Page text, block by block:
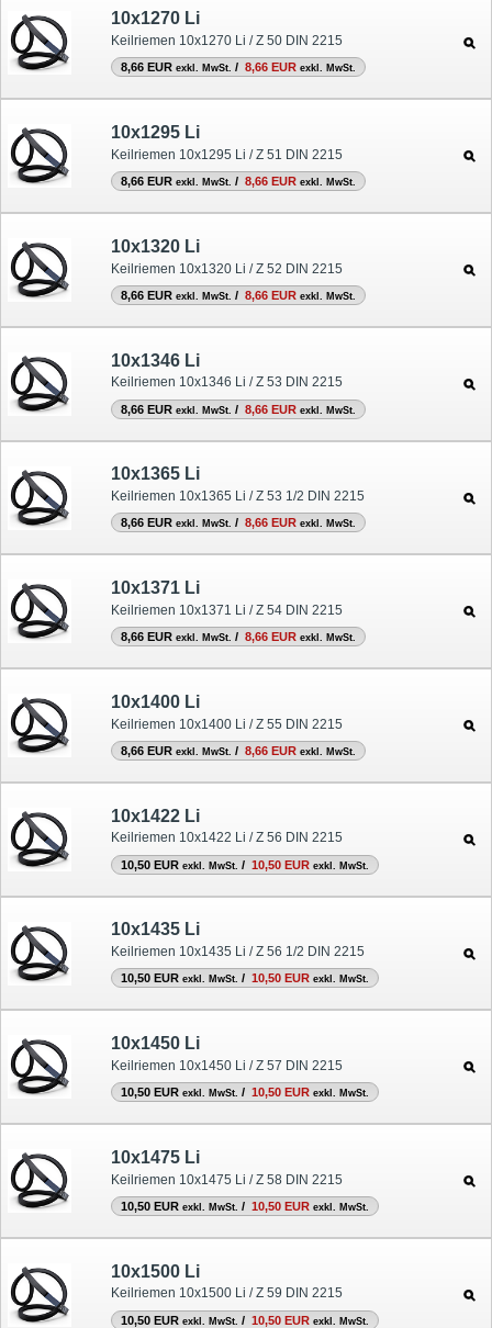
10x1270 Li
Keilriemen 10x1270 Li / Z 50 DIN 2215
8,66 EUR exkl. MwSt. / 8,66 EUR exkl. MwSt.
10x1295 Li
Keilriemen 10x1295 Li / Z 51 DIN 2215
8,66 EUR exkl. MwSt. / 8,66 EUR exkl. MwSt.
10x1320 Li
Keilriemen 10x1320 Li / Z 52 DIN 2215
8,66 EUR exkl. MwSt. / 8,66 EUR exkl. MwSt.
10x1346 Li
Keilriemen 10x1346 Li / Z 53 DIN 2215
8,66 EUR exkl. MwSt. / 8,66 EUR exkl. MwSt.
10x1365 Li
Keilriemen 10x1365 Li / Z 53 1/2 DIN 2215
8,66 EUR exkl. MwSt. / 8,66 EUR exkl. MwSt.
10x1371 Li
Keilriemen 10x1371 Li / Z 54 DIN 2215
8,66 EUR exkl. MwSt. / 8,66 EUR exkl. MwSt.
10x1400 Li
Keilriemen 10x1400 Li / Z 55 DIN 2215
8,66 EUR exkl. MwSt. / 8,66 EUR exkl. MwSt.
10x1422 Li
Keilriemen 10x1422 Li / Z 56 DIN 2215
10,50 EUR exkl. MwSt. / 10,50 EUR exkl. MwSt.
10x1435 Li
Keilriemen 10x1435 Li / Z 56 1/2 DIN 2215
10,50 EUR exkl. MwSt. / 10,50 EUR exkl. MwSt.
10x1450 Li
Keilriemen 10x1450 Li / Z 57 DIN 2215
10,50 EUR exkl. MwSt. / 10,50 EUR exkl. MwSt.
10x1475 Li
Keilriemen 10x1475 Li / Z 58 DIN 2215
10,50 EUR exkl. MwSt. / 10,50 EUR exkl. MwSt.
10x1500 Li
Keilriemen 10x1500 Li / Z 59 DIN 2215
10,50 EUR exkl. MwSt. / 10,50 EUR exkl. MwSt.